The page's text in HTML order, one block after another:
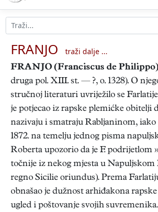
FRANJO
traži dalje ...
FRANJO (Franciscus de
druga pol. XIII. st. — ?, o. 1328). O
stručnoj literaturi uvriježilo se
je potjecao iz rapske plemićke obitelji
nazivaju i smatraju Rabljaninom, iako
1872. na temelju jednog pisma
Roberta upozorio da je F. podrijetlom
točnije iz nekog mjesta u Napuljskom
regno Sicilie oriundus). Prema
obnašao je dužnost arhiđakona
ugled i poštovanje svojih